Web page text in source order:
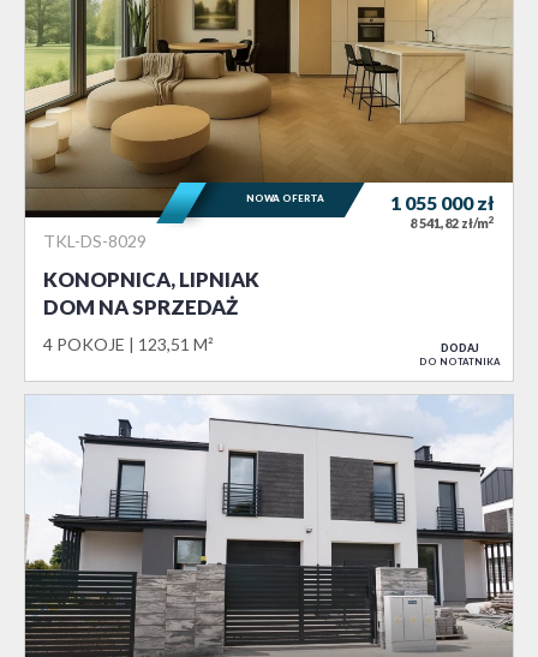
TKL-DS-8029
KONOPNICA, LIPNIAK
DOM NA SPRZEDAŻ
4 POKOJE 123,51 M²
1 055 000zł
8 541,82 zł/m2
NOWA OFERTA
DODAJ
DO NOTATNIKA